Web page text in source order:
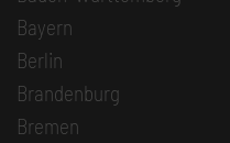
Bayern
Berlin
Brandenburg
Bremen